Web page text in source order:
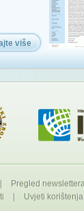
više
Pregled
Uvjeti korištenja